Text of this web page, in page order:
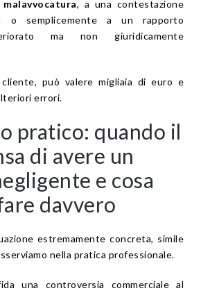
malavvocatura, a una contestazione
o semplicemente a un rapporto
ma non giuridicamente
può valere migliaia di euro e
errori.
pratico: quando il
di avere un
e cosa
davvero
estremamente concreta, simile
nella pratica professionale.
una controversia commerciale al